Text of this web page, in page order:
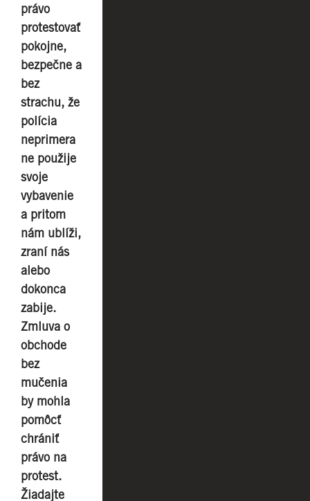
právo
protestovať
pokojne,
bezpečne a
bez
strachu, že
polícia
neprimera
ne použije
svoje
vybavenie
a pritom
nám ublíži,
zraní nás
alebo
dokonca
zabije.
Zmluva o
obchode
bez
mučenia
by mohla
pomôcť
chrániť
právo na
protest.
Žiadajte